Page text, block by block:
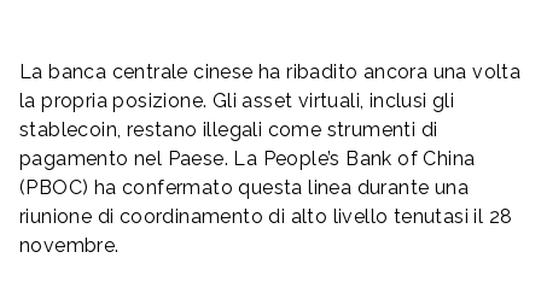
La banca centrale cinese ha ribadito ancora una volta
la propria posizione. Gli asset virtuali, inclusi gli
stablecoin, restano illegali come strumenti di
pagamento nel Paese. La People’s Bank of China
(PBOC) ha confermato questa linea durante una
riunione di coordinamento di alto livello tenutasi il 28
novembre.